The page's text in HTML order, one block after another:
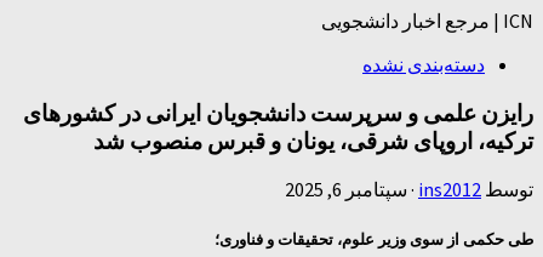
ICN | مرجع اخبار دانشجویی
دسته‌بندی نشده
رایزن علمی و سرپرست دانشجویان ایرانی در کشورهای
ترکیه، اروپای شرقی، یونان و قبرس منصوب شد
توسط ins2012
· سپتامبر 6, 2025
طی حکمی از سوی وزیر علوم، تحقیقات و فناوری؛